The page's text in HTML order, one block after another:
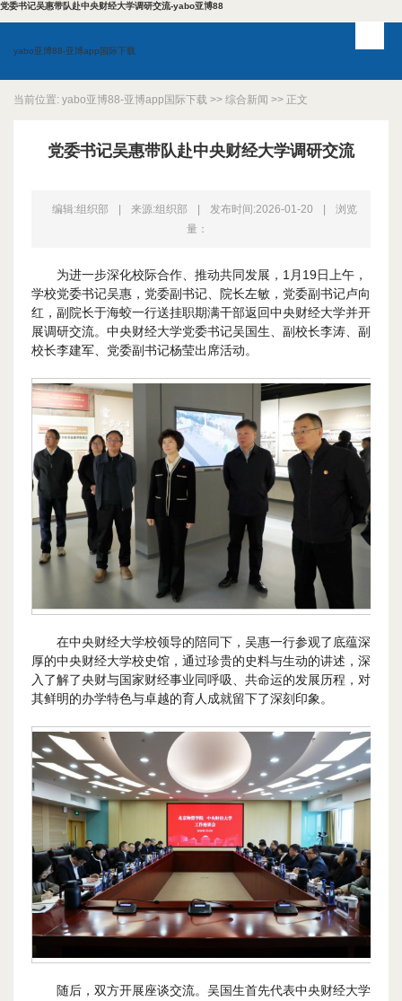
党委书记吴惠带队赴中央财经大学调研交流-yabo亚博88
yabo亚博88-亚博app国际下载
当前位置: yabo亚博88-亚博app国际下载 >> 综合新闻 >> 正文
党委书记吴惠带队赴中央财经大学调研交流
编辑:组织部 来源:组织部 发布时间:2026-01-20
浏览
量：
为进一步深化校际合作、推动共同发展，1月19日上午，
学校党委书记吴惠，党委副书记、院长左敏，党委副书记卢向
红，副院长于海蛟一行送挂职期满干部返回中央财经大学并开
展调研交流。中央财经大学党委书记吴国生、副校长李涛、副
校长李建军、党委副书记杨莹出席活动。
在中央财经大学校领导的陪同下，吴惠一行参观了底蕴深
厚的中央财经大学校史馆，通过珍贵的史料与生动的讲述，深
入了解了央财与国家财经事业同呼吸、共命运的发展历程，对
其鲜明的办学特色与卓越的育人成就留下了深刻印象。
随后，双方开展座谈交流。吴国生首先代表中央财经大学